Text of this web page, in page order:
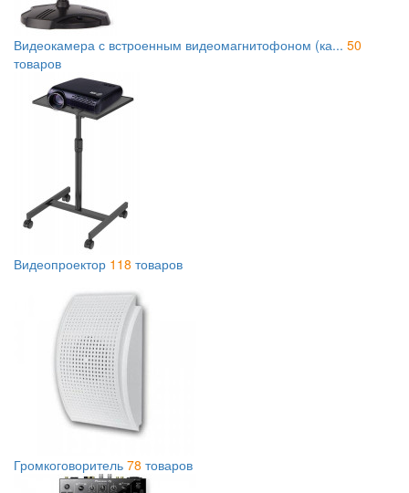
Видеокамера с встроенным видеомагнитофоном (ка... 50
товаров
Видеопроектор 118 товаров
Громкоговоритель 78 товаров